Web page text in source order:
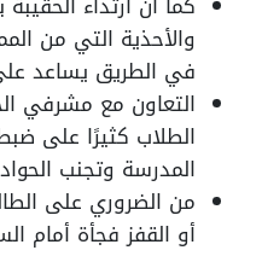
والأحذية التي من
في الطريق يساعد
التعاون مع مشرفي
الطلاب كثيرًا على
المدرسة وتجنب
من الضروري على
أو القفز فجأة أمام